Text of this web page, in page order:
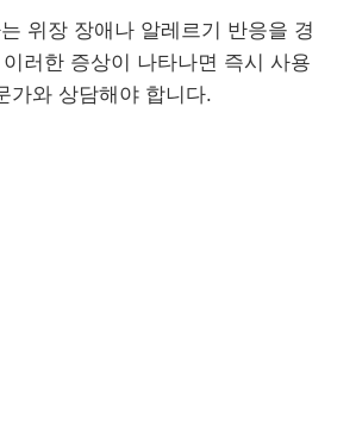
위장 장애나 알레르기 반응을 경
러한 증상이 나타나면 즉시 사용
가와 상담해야 합니다.